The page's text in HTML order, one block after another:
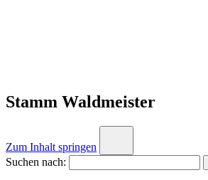
Stamm Waldmeister
Zum Inhalt springen
Suchen nach: